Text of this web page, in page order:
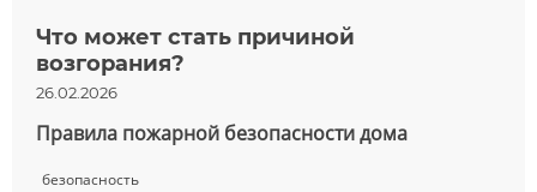
Что может стать причиной
возгорания?
26.02.2026
Правила пожарной безопасности дома
безопасность